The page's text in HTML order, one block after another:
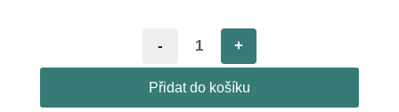
- +
Přidat do košíku